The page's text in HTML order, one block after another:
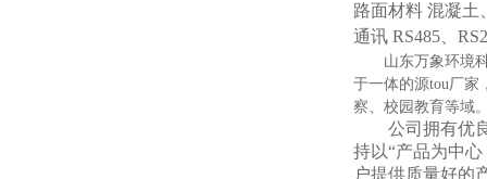
路面材料 混凝土
通讯 RS485、
山东万象环境科
于一体的源tou厂家
察、校园教育等域
公司拥有优良
持以“产品为中
户提供质量好的